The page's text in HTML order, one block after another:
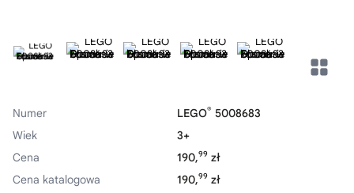
Numer LEGO® 5008683
Wiek
3+
Cena
190,99 zł
Cena katalogowa
190,99 zł